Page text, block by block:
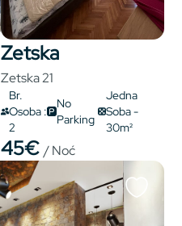
Zetska
Zetska 21
Br.
Osoba :
2
No
Parking
Jedna
Soba -
30m²
45€ / Noć